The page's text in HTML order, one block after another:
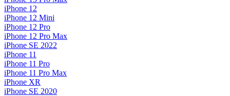
iPhone 12
iPhone 12 Mini
iPhone 12 Pro
iPhone 12 Pro Max
iPhone SE 2022
iPhone 11
iPhone 11 Pro
iPhone 11 Pro Max
iPhone XR
iPhone SE 2020